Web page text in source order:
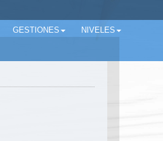
GESTIONES NIVELES